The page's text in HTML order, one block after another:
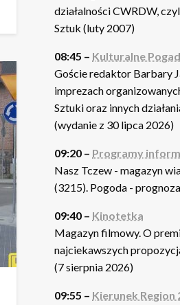
działalności CWRDW,
Sztuk (luty 2007)
08:45 – Kulturalne
Goście redaktor Barbary
imprezach
Sztuki oraz innych
(wydanie z 30 lipca 2026)
09:20 – Programy
Nasz Tczew - magazyn
(3215). Pogoda -
09:40 – Kinotetka
Magazyn filmowy. O
najciekawszych
(7 sierpnia 2026)
09:55 – Kierunek Region